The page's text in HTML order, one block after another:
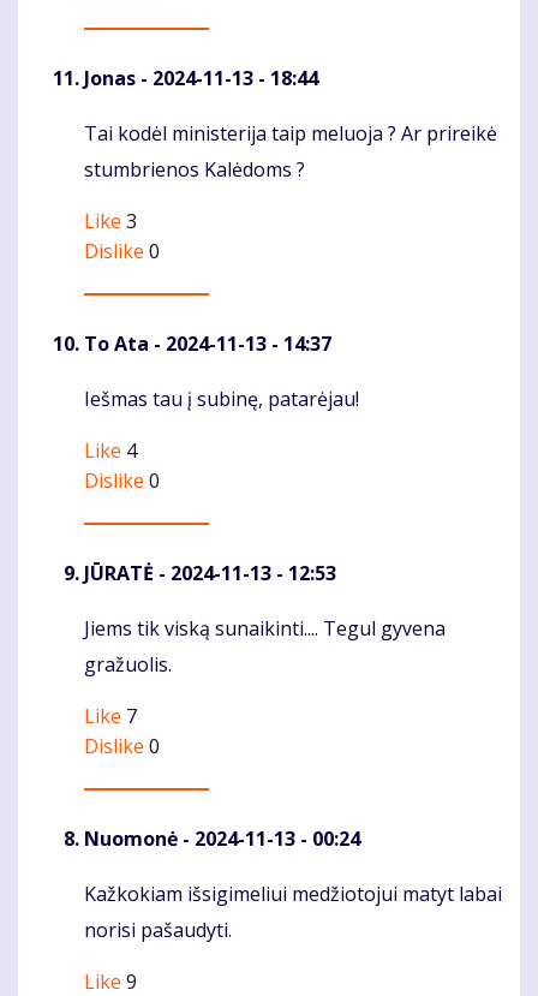
Jonas - 2024-11-13 - 18:44
Komentaras
Tai kodėl ministerija taip meluoja ? Ar prireikė
stumbrienos Kalėdoms ?
Like 3
Dislike 0
To Ata - 2024-11-13 - 14:37
Komentaras
Iešmas tau į subinę, patarėjau!
Like 4
Dislike 0
JŪRATĖ - 2024-11-13 - 12:53
Komentaras
Jiems tik viską sunaikinti.... Tegul gyvena
gražuolis.
Like 7
Dislike 0
Nuomonė - 2024-11-13 - 00:24
Komentaras
Kažkokiam išsigimeliui medžiotojui matyt labai
norisi pašaudyti.
Like 9